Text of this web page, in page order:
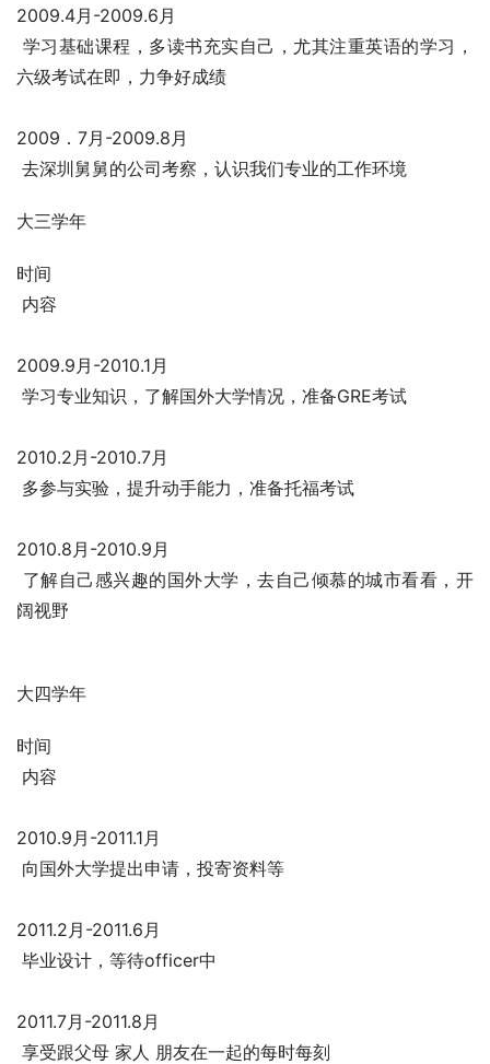
2009.4月-2009.6月
学习基础课程，多读书充实自己，尤其注重英语的学习，
六级考试在即，力争好成绩
2009．7月-2009.8月
去深圳舅舅的公司考察，认识我们专业的工作环境
大三学年
时间
内容
2009.9月-2010.1月
学习专业知识，了解国外大学情况，准备GRE考试
2010.2月-2010.7月
多参与实验，提升动手能力，准备托福考试
2010.8月-2010.9月
了解自己感兴趣的国外大学，去自己倾慕的城市看看，开
阔视野
大四学年
时间
内容
2010.9月-2011.1月
向国外大学提出申请，投寄资料等
2011.2月-2011.6月
毕业设计，等待officer中
2011.7月-2011.8月
享受跟父母 家人 朋友在一起的每时每刻